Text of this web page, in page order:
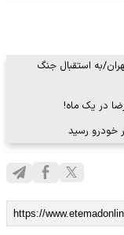
به استقبال جنگ